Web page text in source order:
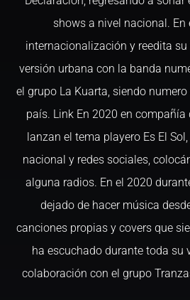
shows a nivel nacional. En
internacionalización y reedita su
versión urbana con la banda
el grupo La Kuarta, siendo
país. Link En 2020 en
lanzan el tema playero Es El
nacional y redes sociales,
alguna radios. En el 2020
dejado de hacer música
canciones propias y covers que
ha escuchado durante toda su
colaboración con el grupo